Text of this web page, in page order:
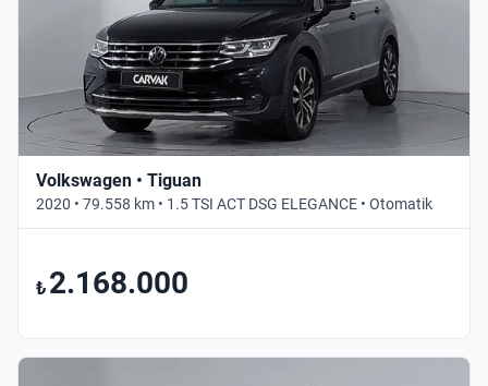
Volkswagen • Tiguan
2020 • 79.558 km • 1.5 TSI ACT DSG ELEGANCE • Otomatik
₺ 2.168.000